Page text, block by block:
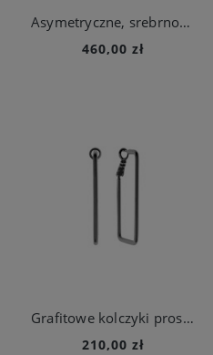
Asymetryczne, srebrno-złote kolczyki z kryształem z kolekcji Rundo
460,00 zł
Grafitowe kolczyki prostokąty Basic z kolekcji Machiny
210,00 zł